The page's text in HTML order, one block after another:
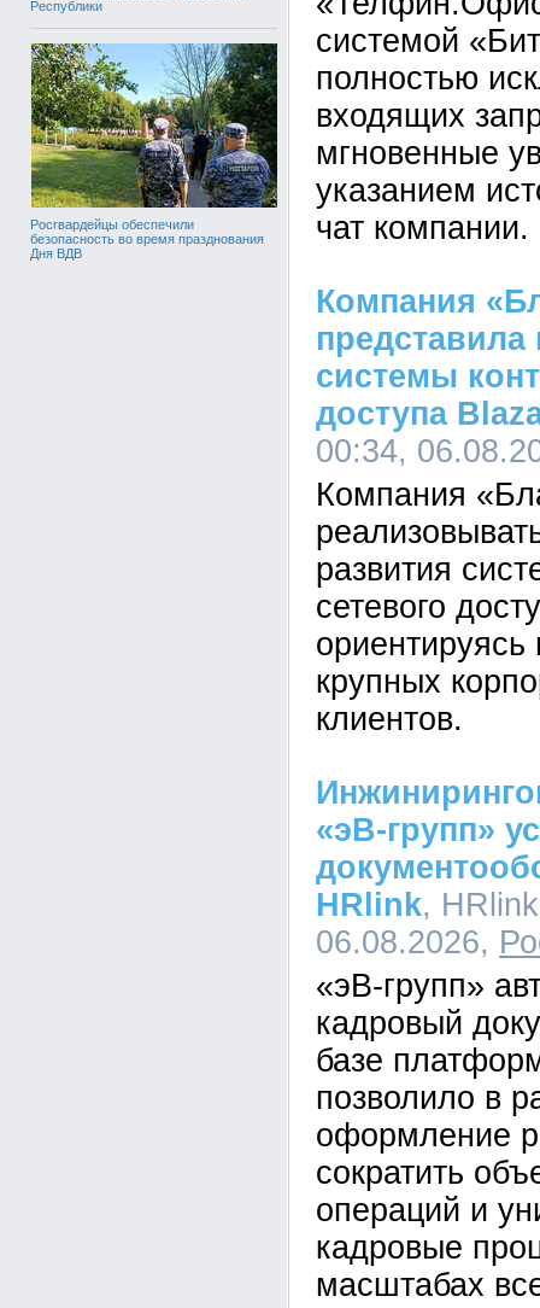
Республики
Росгвардейцы обеспечили
безопасность во время празднования
Дня ВДВ
системой
полностью
входящих
мгновенные
указанием
чат компании.
Компания
системы
доступа
00:34,
Компания
развития
сетевого
ориентируясь
крупных
клиентов.
«эВ-групп»
HRlink,
06.08.2026,
«эВ-групп»
кадровый
базе
позволило в
оформление
сократить
операций и
кадровые
масштабах